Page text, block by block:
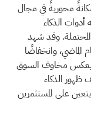
بسعر 67.76 دولارًا، مكانةً محوريةً في مجال
الذكاء
وقد شهد
33.3% خلال العام الماضي، وانخفاضًا
يعكس مخاوف السوق
ظهور الذكاء
على المستثمرين